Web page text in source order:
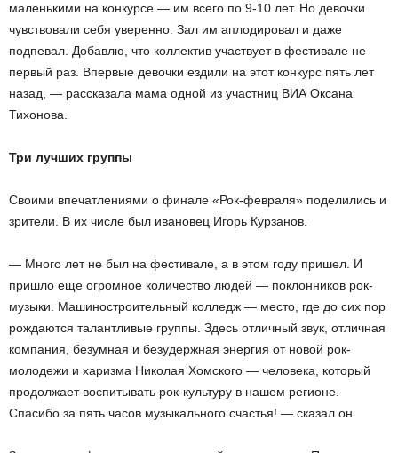
маленькими на конкурсе — им всего по 9-10 лет. Но девочки
чувствовали себя уверенно. Зал им аплодировал и даже
подпевал. Добавлю, что коллектив участвует в фестивале не
первый раз. Впервые девочки ездили на этот конкурс пять лет
назад, — рассказала мама одной из участниц ВИА Оксана
Тихонова.
Три лучших группы
Своими впечатлениями о финале «Рок-февраля» поделились и
зрители. В их числе был ивановец Игорь Курзанов.
— Много лет не был на фестивале, а в этом году пришел. И
пришло еще огромное количество людей — поклонников рок-
музыки. Машиностроительный колледж — место, где до сих пор
рождаются талантливые группы. Здесь отличный звук, отличная
компания, безумная и безудержная энергия от новой рок-
молодежи и харизма Николая Хомского — человека, который
продолжает воспитывать рок-культуру в нашем регионе.
Спасибо за пять часов музыкального счастья! — сказал он.